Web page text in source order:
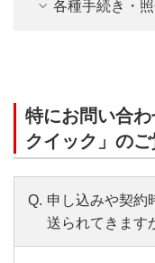
各種手続き・
特にお問い合
クイック」のご
Q. 申し込みや契約
送られてきます